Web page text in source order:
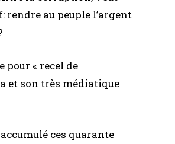
rendre au peuple l’argent
pour « recel de
et son très médiatique
ces quarante